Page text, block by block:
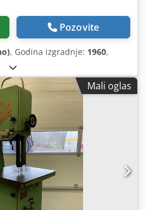
Pozovite
, Godina izgradnje: 1960,
Mali oglas